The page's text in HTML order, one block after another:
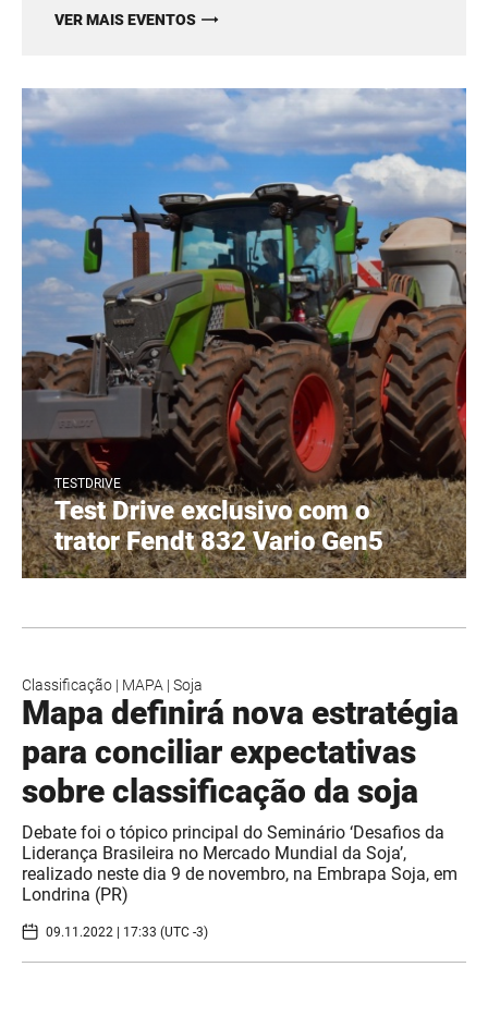
VER MAIS EVENTOS
TESTDRIVE
Test Drive exclusivo com o
trator Fendt 832 Vario Gen5
Classificação | MAPA | Soja
Mapa definirá nova estratégia
para conciliar expectativas
sobre classificação da soja
Debate foi o tópico principal do Seminário ‘Desafios da
Liderança Brasileira no Mercado Mundial da Soja’,
realizado neste dia 9 de novembro, na Embrapa Soja, em
Londrina (PR)
09.11.2022 | 17:33 (UTC -3)